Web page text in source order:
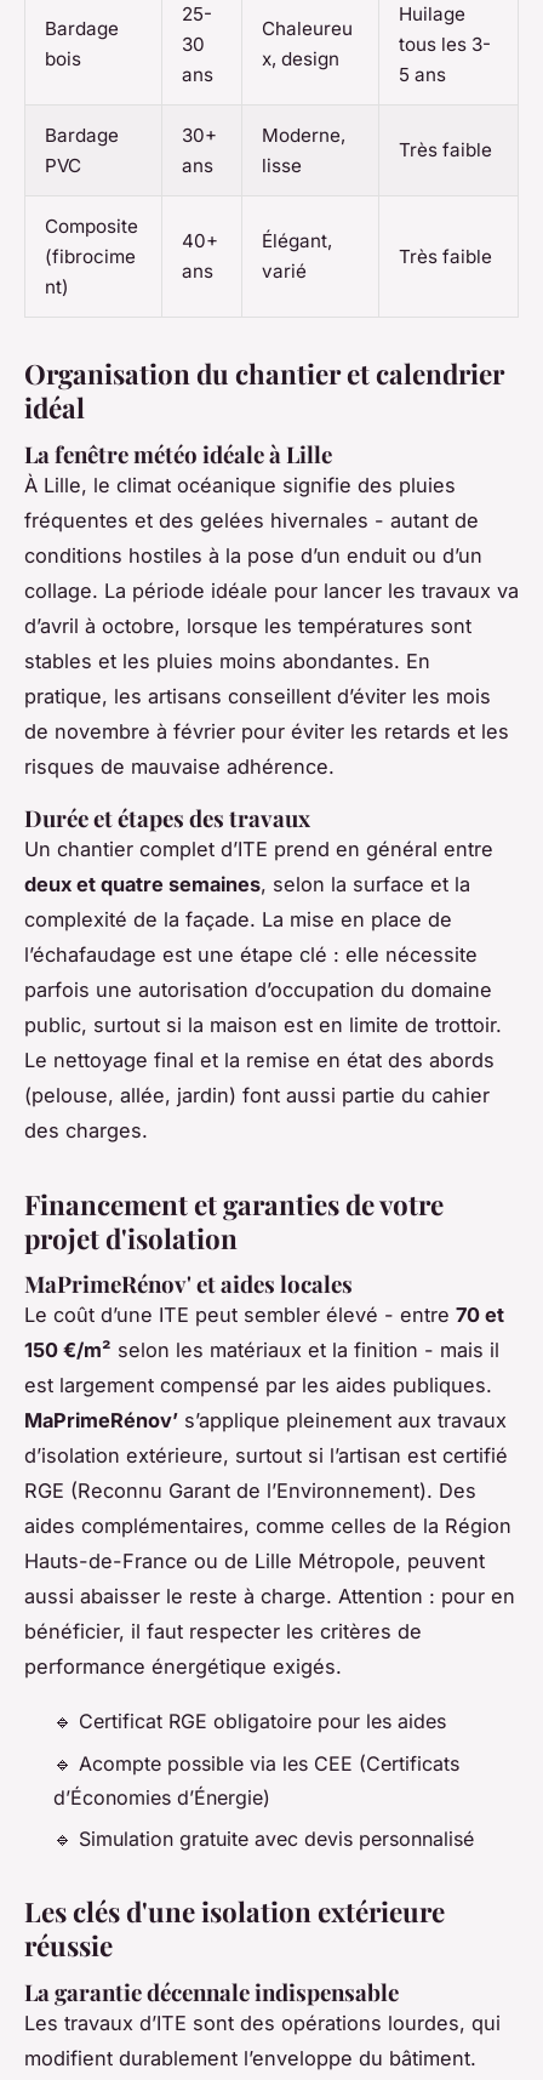
Bardage
bois
25-
30
ans
Chaleureu
x, design
Huilage
tous les 3-
5 ans
Bardage
PVC
30+
ans
Moderne,
lisse
Très faible
Composite
(fibrocime
nt)
40+
ans
Élégant,
varié
Très faible
Organisation du chantier et calendrier
idéal
La fenêtre météo idéale à Lille
À Lille, le climat océanique signifie des pluies
fréquentes et des gelées hivernales - autant de
conditions hostiles à la pose d’un enduit ou d’un
collage. La période idéale pour lancer les travaux va
d’avril à octobre, lorsque les températures sont
stables et les pluies moins abondantes. En
pratique, les artisans conseillent d’éviter les mois
de novembre à février pour éviter les retards et les
risques de mauvaise adhérence.
Durée et étapes des travaux
Un chantier complet d’ITE prend en général entre
deux et quatre semaines, selon la surface et la
complexité de la façade. La mise en place de
l’échafaudage est une étape clé : elle nécessite
parfois une autorisation d’occupation du domaine
public, surtout si la maison est en limite de trottoir.
Le nettoyage final et la remise en état des abords
(pelouse, allée, jardin) font aussi partie du cahier
des charges.
Financement et garanties de votre
projet d'isolation
MaPrimeRénov' et aides locales
Le coût d’une ITE peut sembler élevé - entre 70 et
150 €/m² selon les matériaux et la finition - mais il
est largement compensé par les aides publiques.
MaPrimeRénov’ s’applique pleinement aux travaux
d’isolation extérieure, surtout si l’artisan est certifié
RGE (Reconnu Garant de l’Environnement). Des
aides complémentaires, comme celles de la Région
Hauts-de-France ou de Lille Métropole, peuvent
aussi abaisser le reste à charge. Attention : pour en
bénéficier, il faut respecter les critères de
performance énergétique exigés.
🔹 Certificat RGE obligatoire pour les aides
🔹 Acompte possible via les CEE (Certificats
d’Économies d’Énergie)
🔹 Simulation gratuite avec devis personnalisé
Les clés d'une isolation extérieure
réussie
La garantie décennale indispensable
Les travaux d’ITE sont des opérations lourdes, qui
modifient durablement l’enveloppe du bâtiment.